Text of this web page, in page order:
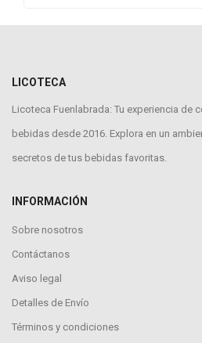
LICOTECA
Licoteca Fuenlabrada: Tu experiencia de
bebidas desde 2016. Explora en un
secretos de tus bebidas favoritas.
INFORMACIÓN
Sobre nosotros
Contáctanos
Aviso legal
Detalles de Envío
Términos y condiciones